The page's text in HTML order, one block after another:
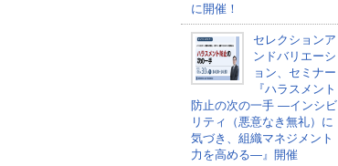
に開催！
セレクションア
ンドバリエーシ
ョン、セミナー
『ハラスメント
防止の次の一手 ―インシビ
リティ（悪意なき無礼）に
気づき、組織マネジメント
力を高める―』開催